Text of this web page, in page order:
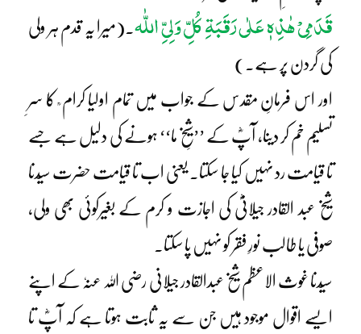
قَدَمِیْ ھٰذِہٖ عَلٰی رَقَبَۃِ کُلِّ وَلِیِّ اللّٰہ ۔(میرا یہ قدم ہر ولی
کی گردن پر ہے۔)
اور اس فرمانِ مقدس کے جواب میں تمام اولیا کرام ؒ کا سرِ
تسلیم خم کر دینا، آپؓ کے ’’شیخِ ما‘‘ ہونے کی دلیل ہے جسے
تا قیامت رد نہیں کیا جا سکتا۔ یعنی اب تا قیامت حضرت سیّدنا
شیخ عبد القادر جیلانیَؓ کی اجازت و کرم کے بغیرکوئی بھی ولی،
صوفی یا طالب نورِ فقر کو نہیں پا سکتا۔
سیّدنا غوث الاعظم شیخ عبدالقادر جیلانی رضی اللہ عنہٗ کے اپنے
ایسے اقوال موجود ہیں جن سے یہ ثابت ہوتا ہے کہ آپؓ تا